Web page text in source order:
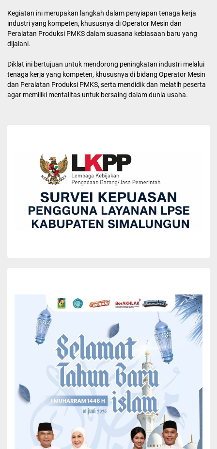
Diklat tersebut berlangsung sejak 16 hingga 27 Juni 2022, diikuti
oleh 50 orang peserta putra-putri Kabupaten Simalungun terpilih,
khususnya wilayah Sekitar KEK Sei Mangkei Kecamatan Bosar
Maligas.
Diklat ini bertujuan untuk mendorong peningkatan industri melalui
tenaga kerja yang kompeten, khususnya di bidang Operator Mesin
dan Peralatan Produksi PMKS, serta mendidik dan melatih peserta
agar memiliki mentalitas untuk bersaing dalam dunia usaha.